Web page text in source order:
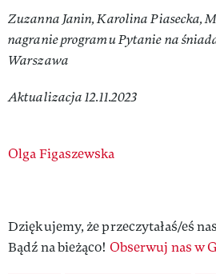
Zuzanna Janin, Karolina Piasecka,
nagranie programu Pytanie na
Warszawa
Aktualizacja 12.11.2023
Authors
Olga Figaszewska
Dziękujemy, że przeczytałaś/eś
Bądź na bieżąco! Obserwuj nas w